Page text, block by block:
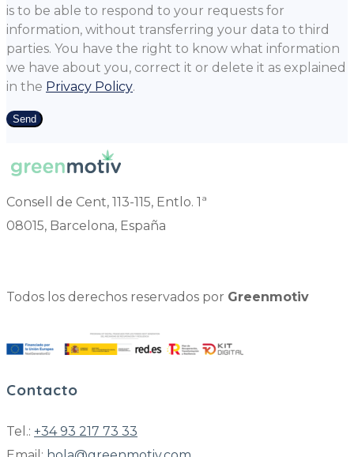
is to be able to respond to your requests for
information, without transferring your data to third
parties. You have the right to know what information
we have about you, correct it or delete it as explained
in the Privacy Policy.
Send
Consell de Cent, 113-115, Entlo. 1ª
08015, Barcelona, España
Todos los derechos reservados por Greenmotiv
Contacto
Tel.: +34 93 217 73 33